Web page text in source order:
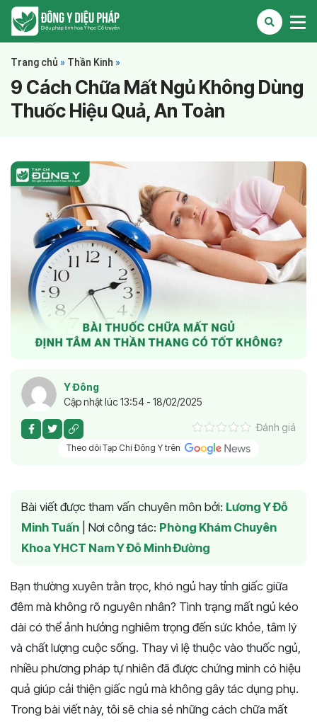
Trang chủ » Thần Kinh »
9 Cách Chữa Mất Ngủ Không Dùng
Thuốc Hiệu Quả, An Toàn
Y Đông
Cập nhật lúc 13:54 - 18/02/2025
Đánh giá
Theo dõi Tạp Chí Đông Y trên
Bài viết được tham vấn chuyên môn bởi: Lương Y Đỗ
Minh Tuấn
Nơi công tác: Phòng Khám Chuyên
Khoa YHCT Nam Y Đỗ Minh Đường
Bạn thường xuyên trằn trọc, khó ngủ hay tỉnh giấc giữa
đêm mà không rõ nguyên nhân? Tình trạng mất ngủ kéo
dài có thể ảnh hưởng nghiêm trọng đến sức khỏe, tâm lý
và chất lượng cuộc sống. Thay vì lệ thuộc vào thuốc ngủ,
nhiều phương pháp tự nhiên đã được chứng minh có hiệu
quả giúp cải thiện giấc ngủ mà không gây tác dụng phụ.
Trong bài viết này, tôi sẽ chia sẻ những cách chữa mất